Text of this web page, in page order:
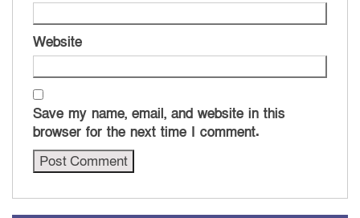
Website
Save my name, email, and website in this
browser for the next time I comment.